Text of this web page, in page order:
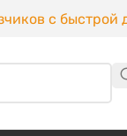
с быстрой